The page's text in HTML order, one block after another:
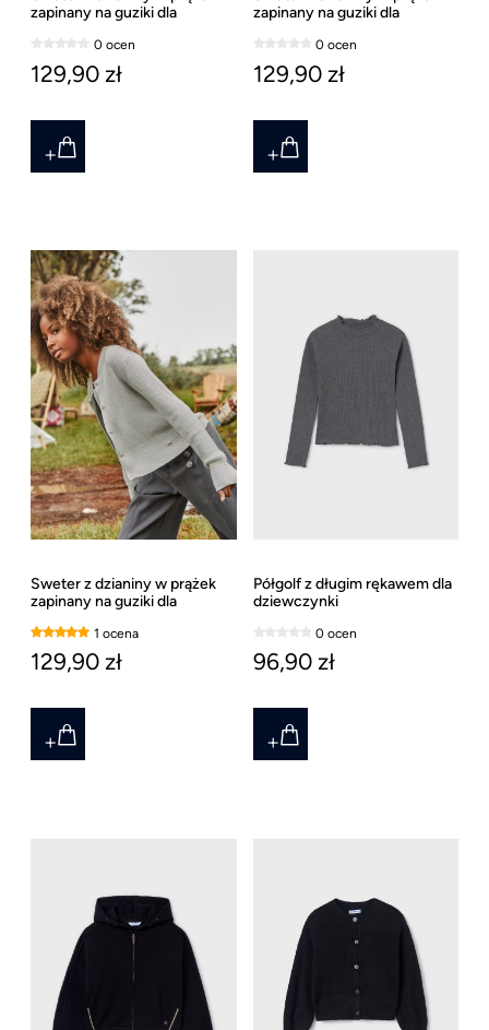
zapinany na guziki dla
rozmiar 1520 ocen
129,90 zł
zapinany na guziki dla
rozmiar 1670 ocen
129,90 zł
Sweter z dzianiny w prążek
zapinany na guziki dla
rozmiar 1621 ocena
129,90 zł
Półgolf z długim rękawem dla
dziewczynki
0 ocen
96,90 zł